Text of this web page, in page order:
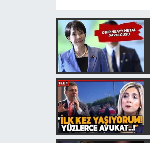
Canlı Yayın